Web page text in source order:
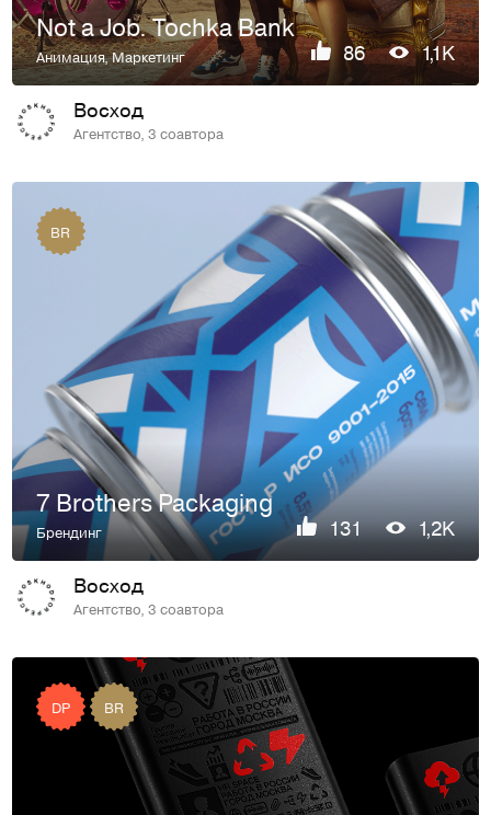
Not a Job. Tochka Bank
Анимация,Маркетинг 86 1,1K
Восход
Агентство, 3 соавтора
BR
7 Brothers Packaging
Брендинг 131 1,2K
Восход
Агентство, 3 соавтора
DP BR